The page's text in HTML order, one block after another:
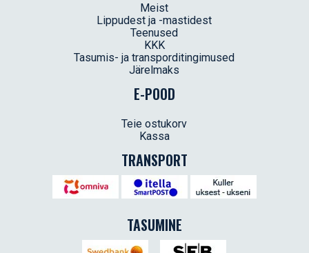
Meist
Lippudest ja -mastidest
Teenused
KKK
Tasumis- ja transporditingimused
Järelmaks
E-POOD
Teie ostukorv
Kassa
TRANSPORT
TASUMINE